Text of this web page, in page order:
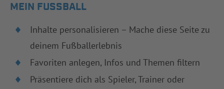
MEIN FUSSBALL
Inhalte personalisieren – Mache diese Seite zu
deinem Fußballerlebnis
Favoriten anlegen, Infos und Themen filtern
Präsentiere dich als Spieler, Trainer oder